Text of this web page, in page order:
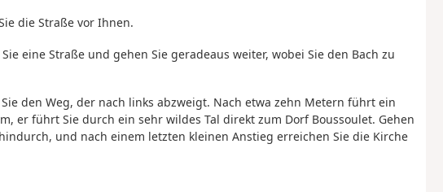
die Straße vor Ihnen.
eine Straße und gehen Sie geradeaus weiter, wobei Sie den Bach zu
den Weg, der nach links abzweigt. Nach etwa zehn Metern führt ein
er führt Sie durch ein sehr wildes Tal direkt zum Dorf Boussoulet. Gehen
und nach einem letzten kleinen Anstieg erreichen Sie die Kirche